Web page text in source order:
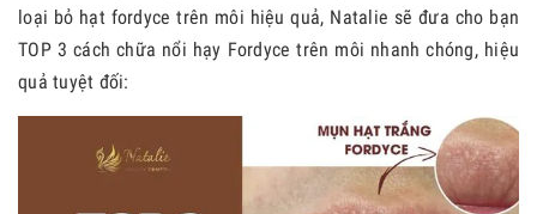
loại bỏ hạt fordyce trên môi hiệu quả, Natalie sẽ đưa cho bạn
TOP 3 cách chữa nổi hạy Fordyce trên môi nhanh chóng, hiệu
quả tuyệt đối: